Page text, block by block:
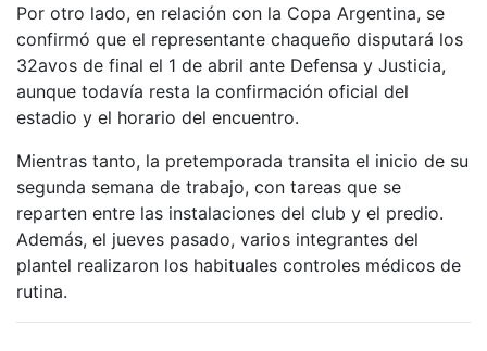
Por otro lado, en relación con la Copa Argentina, se
confirmó que el representante chaqueño disputará los
32avos de final el 1 de abril ante Defensa y Justicia,
aunque todavía resta la confirmación oficial del
estadio y el horario del encuentro.
Mientras tanto, la pretemporada transita el inicio de su
segunda semana de trabajo, con tareas que se
reparten entre las instalaciones del club y el predio.
Además, el jueves pasado, varios integrantes del
plantel realizaron los habituales controles médicos de
rutina.